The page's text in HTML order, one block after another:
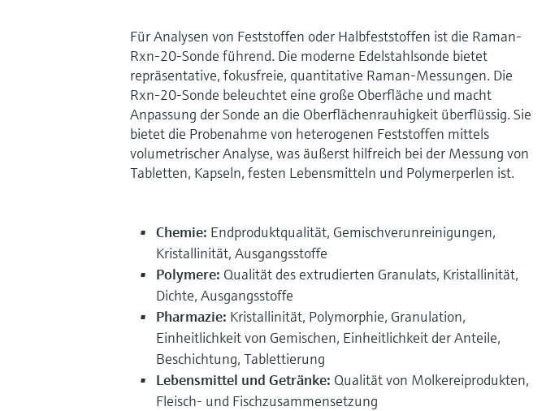
Für Analysen von Feststoffen oder Halbfeststoffen ist die Raman-
Rxn-20-Sonde führend. Die moderne Edelstahlsonde bietet
repräsentative, fokusfreie, quantitative Raman-Messungen. Die
Rxn-20-Sonde beleuchtet eine große Oberfläche und macht
Anpassung der Sonde an die Oberflächenrauhigkeit überflüssig. Sie
bietet die Probenahme von heterogenen Feststoffen mittels
volumetrischer Analyse, was äußerst hilfreich bei der Messung von
Tabletten, Kapseln, festen Lebensmitteln und Polymerperlen ist.
Chemie: Endproduktqualität, Gemischverunreinigungen,
Kristallinität, Ausgangsstoffe
Polymere: Qualität des extrudierten Granulats, Kristallinität,
Dichte, Ausgangsstoffe
Pharmazie: Kristallinität, Polymorphie, Granulation,
Einheitlichkeit von Gemischen, Einheitlichkeit der Anteile,
Beschichtung, Tablettierung
Lebensmittel und Getränke: Qualität von Molkereiprodukten,
Fleisch- und Fischzusammensetzung